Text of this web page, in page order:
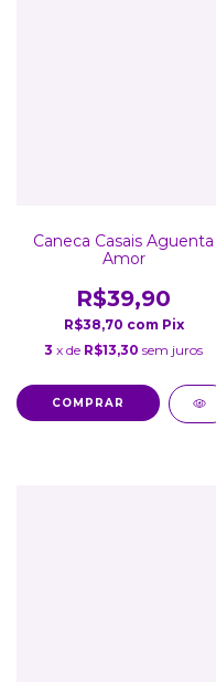
Caneca Casais Aguenta
Amor
R$39,90
R$38,70 com Pix
3 x de R$13,30 sem juros
COMPRAR